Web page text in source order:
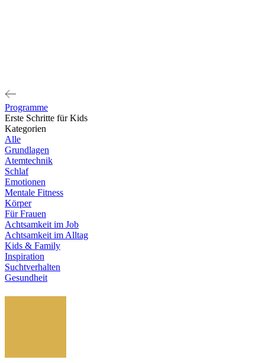
Programme
Erste Schritte für Kids
Kategorien
Alle
Grundlagen
Atemtechnik
Schlaf
Emotionen
Mentale Fitness
Körper
Für Frauen
Achtsamkeit im Job
Achtsamkeit im Alltag
Kids & Family
Inspiration
Suchtverhalten
Gesundheit